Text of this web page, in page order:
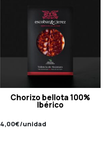
Chorizo bellota 100%
Ibérico
4,00€/unidad